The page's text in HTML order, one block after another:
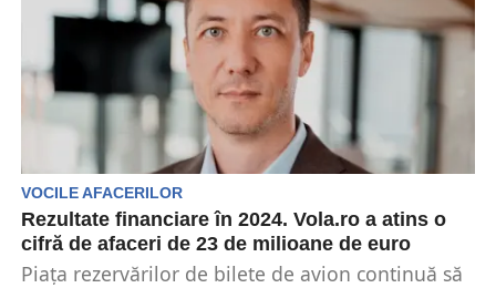
VOCILE AFACERILOR
Rezultate financiare în 2024. Vola.ro a atins o
cifră de afaceri de 23 de milioane de euro
Piața rezervărilor de bilete de avion continuă să